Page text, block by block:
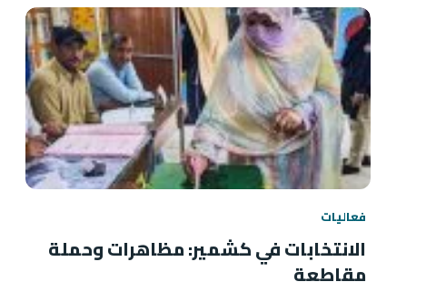
فعاليات
الانتخابات في كشمير: مظاهرات وحملة
مقاطعة